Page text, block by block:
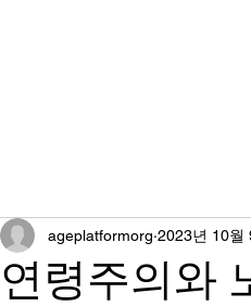
연령주의와
ageplatformorg 2023년 10월